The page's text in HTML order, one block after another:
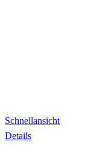
Schnellansicht
Details